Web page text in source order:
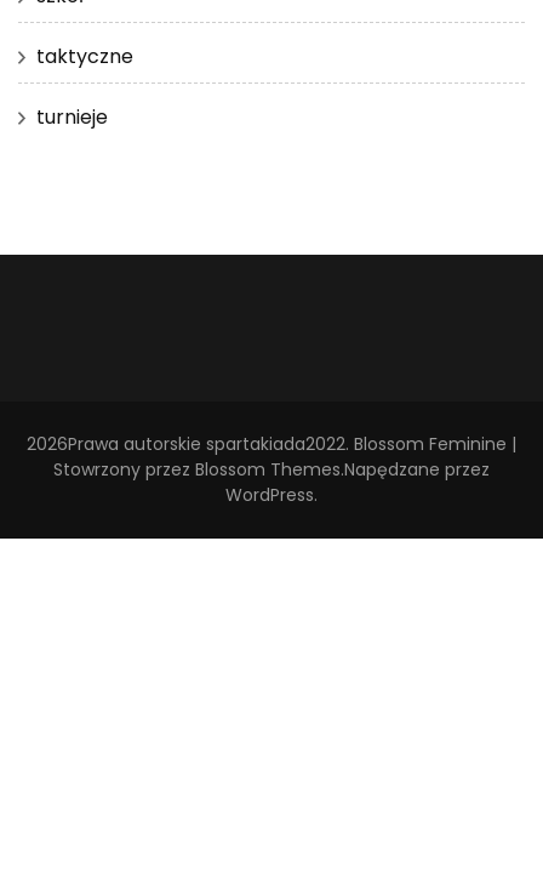
taktyczne
turnieje
2026Prawa autorskie spartakiada2022. Blossom Feminine |
Stowrzony przez Blossom Themes.Napędzane przez
WordPress.